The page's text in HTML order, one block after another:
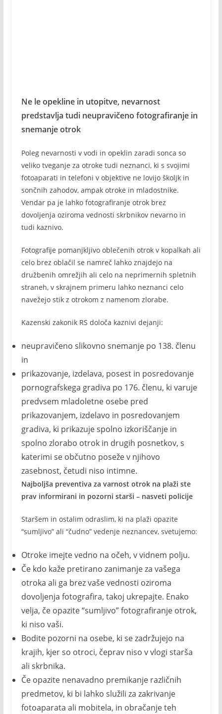
Ne le opekline in utopitve, nevarnost
predstavlja tudi neupravičeno fotografiranje in
snemanje otrok
Poleg nevarnosti v vodi in opeklin zaradi sonca so
veliko tveganje za otroke tudi neznanci, ki s svojimi
fotoaparati in telefoni v objektive ne lovijo školjk in
sončnih zahodov, ampak otroke in mladostnike.
Vendar pa je lahko fotografiranje otrok brez
dovoljenja oziroma vednosti skrbnikov nevarno in
tudi kaznivo.
Fotografije pomanjkljivo oblečenih otrok v kopalkah ali
celo brez oblačil se namreč lahko znajdejo na
družbenih omrežjih ali celo na neprimernih spletnih
straneh, v skrajnem primeru lahko neznanci celo
navežejo stik z otrokom z namenom zlorabe.
Kazenski zakonik RS določa kaznivi dejanji:
neupravičeno slikovno snemanje po 138. členu
in
prikazovanje, izdelava, posest in posredovanje
pornografskega gradiva po 176. členu, ki varuje
predvsem mladoletne osebe pred
prikazovanjem, izdelavo in posredovanjem
gradiva, ki prikazuje spolno izkoriščanje in
spolno zlorabo otrok in drugih posnetkov, s
katerimi se občutno poseže v njihovo
zasebnost, četudi niso intimne.
Najboljša preventiva za varnost otrok na plaži ste
prav informirani in pozorni starši – nasveti policije
Staršem in ostalim odraslim, ki na plaži opazite
“sumljivo” ali “čudno” vedenje neznancev, svetujemo:
Otroke imejte vedno na očeh, v vidnem polju.
Če kdo kaže pretirano zanimanje za vašega
otroka ali ga brez vaše vednosti oziroma
dovoljenja fotografira, takoj ukrepajte. Enako
velja, če opazite “sumljivo” fotografiranje otrok,
ki niso vaši.
Bodite pozorni na osebe, ki se zadržujejo na
krajih, kjer so otroci, čeprav niso v vlogi starša
ali skrbnika.
Če opazite nenavadno premikanje različnih
predmetov, ki bi lahko služili za zakrivanje
fotoaparata ali mobitela, in obračanje teh